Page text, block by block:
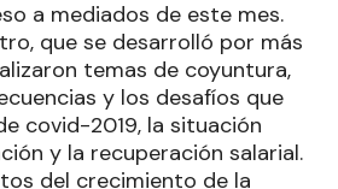
a mediados de este mes.
que se desarrolló por más
temas de coyuntura,
y los desafíos que
covid-2019, la situación
y la recuperación salarial.
del crecimiento de la